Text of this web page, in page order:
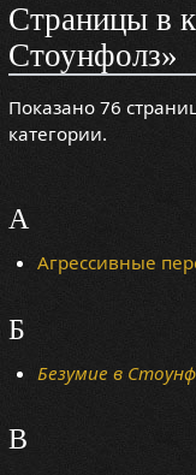
Страницы в
Стоунфолз»
Показано 76
категории.
А
Агрессивные
Б
Безумие в
В